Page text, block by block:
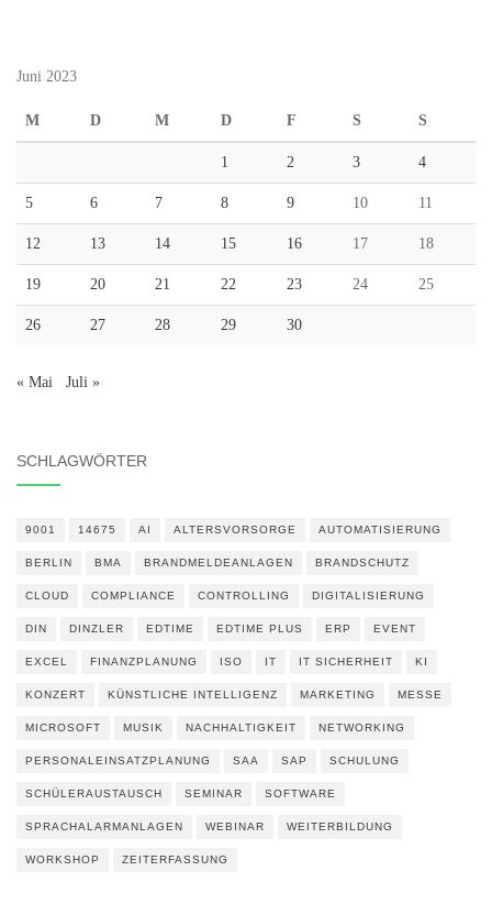
Juni 2023
M D M D F S S
1 2 3 4
5 6 7 8 9 10 11
12 13 14 15 16 17 18
19 20 21 22 23 24 25
26 27 28 29 30
« Mai Juli »
SCHLAGWÖRTER
9001 14675 AI ALTERSVORSORGE AUTOMATISIERUNG
BERLIN BMA BRANDMELDEANLAGEN BRANDSCHUTZ
CLOUD COMPLIANCE CONTROLLING DIGITALISIERUNG
DIN DINZLER EDTIME EDTIME PLUS ERP EVENT
EXCEL FINANZPLANUNG ISO IT IT SICHERHEIT KI
KONZERT KÜNSTLICHE INTELLIGENZ MARKETING MESSE
MICROSOFT MUSIK NACHHALTIGKEIT NETWORKING
PERSONALEINSATZPLANUNG SAA SAP SCHULUNG
SCHÜLERAUSTAUSCH SEMINAR SOFTWARE
SPRACHALARMANLAGEN WEBINAR WEITERBILDUNG
WORKSHOP ZEITERFASSUNG